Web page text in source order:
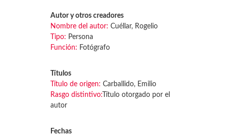
Autor y otros creadores
Nombre del autor: Cuéllar, Rogelio
Tipo: Persona
Función: Fotógrafo
Títulos
Título de origen: Carballido, Emilio
Rasgo distintivo: Título otorgado por el
autor
Fechas